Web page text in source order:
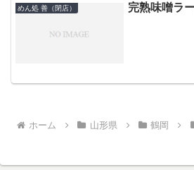
めん処 善（閉店） 完熟味噌ラ
ホーム 山形県 鶴岡